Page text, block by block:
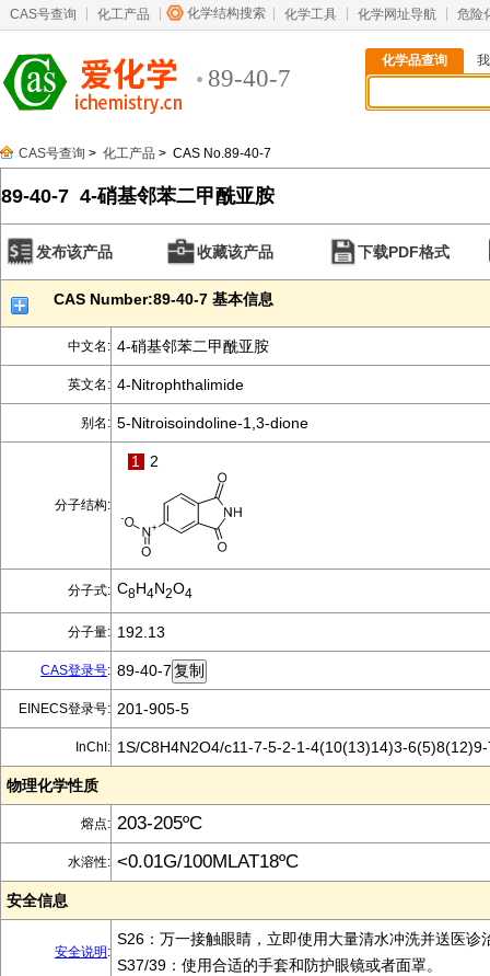
CAS号查询 化工产品 化学结构搜索 化学工具 化学网址导航 危险
89-40-7
化学品查询
CAS号查询 > 化工产品 > CAS No.89-40-7
89-40-7 4-硝基邻苯二甲酰亚胺
发布该产品 收藏该产品 下载PDF格式
CAS Number:89-40-7 基本信息
中文名: 4-硝基邻苯二甲酰亚胺
英文名: 4-Nitrophthalimide
别名: 5-Nitroisoindoline-1,3-dione
分子结构:
1 2
分子式: C8H4N2O4
分子量: 192.13
CAS登录号: 89-40-7
EINECS登录号: 201-905-5
InChI: 1S/C8H4N2O4/c11-7-5-2-1-4(10(13)14)3-
物理化学性质
熔点: 203-205ºC
水溶性: <0.01G/100MLAT18ºC
安全信息
安全说明 :
S26：万一接触眼睛，立即使用大量清水冲洗并送医诊
S37/39：使用合适的手套和防护眼镜或者面罩。